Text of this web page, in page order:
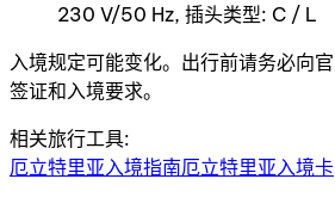
230 V/50 Hz, 插头类型: C / L
入境规定可能变化。出行前请务必向官
签证和入境要求。
相关旅行工具:
厄立特里亚入境指南厄立特里亚入境卡